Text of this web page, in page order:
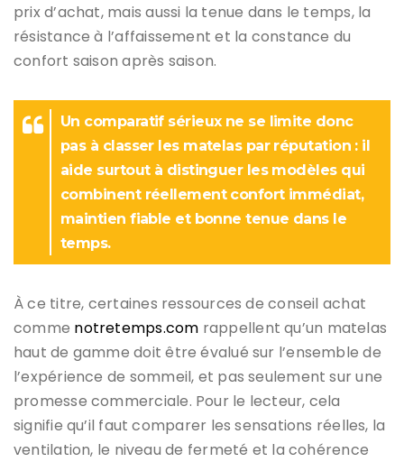
prix d’achat, mais aussi la tenue dans le temps, la
résistance à l’affaissement et la constance du
confort saison après saison.
Un comparatif sérieux ne se limite donc
pas à classer les matelas par réputation : il
aide surtout à distinguer les modèles qui
combinent réellement confort immédiat,
maintien fiable et bonne tenue dans le
temps.
À ce titre, certaines ressources de conseil achat
comme notretemps.com rappellent qu’un matelas
haut de gamme doit être évalué sur l’ensemble de
l’expérience de sommeil, et pas seulement sur une
promesse commerciale. Pour le lecteur, cela
signifie qu’il faut comparer les sensations réelles, la
ventilation, le niveau de fermeté et la cohérence